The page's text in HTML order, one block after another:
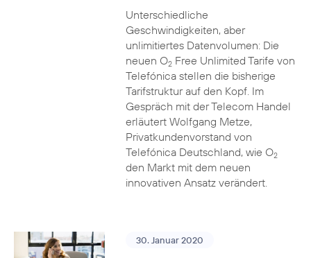
Unterschiedliche
Geschwindigkeiten, aber
unlimitiertes Datenvolumen: Die
neuen O2Free Unlimited Tarife von
Telefónica stellen die bisherige
Tarifstruktur auf den Kopf. Im
Gespräch mit der Telecom Handel
erläutert Wolfgang Metze,
Privatkundenvorstand von
Telefónica Deutschland, wie O2
den Markt mit dem neuen
innovativen Ansatz verändert.
30. Januar 2020